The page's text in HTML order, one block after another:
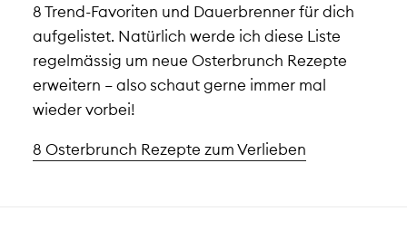
8 Trend-Favoriten und Dauerbrenner für dich
aufgelistet. Natürlich werde ich diese Liste
regelmässig um neue Osterbrunch Rezepte
erweitern – also schaut gerne immer mal
wieder vorbei!
8 Osterbrunch Rezepte zum Verlieben